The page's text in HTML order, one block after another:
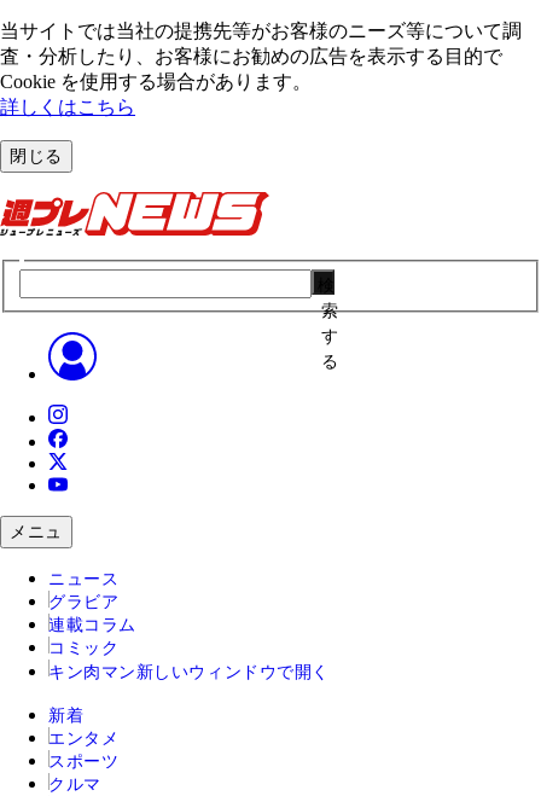
当サイトでは当社の提携先等がお客様のニーズ等について調
査・分析したり、お客様にお勧めの広告を表⽰する⽬的で
Cookie を使⽤する場合があります。
詳しくはこちら
閉じる
索
す
る
メニュ
ニュース
グラビア
連載コラム
コミック
キン肉マン 新しいウィンドウで開く
新着
エンタメ
スポーツ
クルマ